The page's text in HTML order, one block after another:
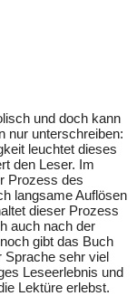
und doch kann
nur unterschreiben:
leuchtet dieses
den Leser. Im
Prozess des
langsame Auflösen
dieser Prozess
auch nach der
gibt das Buch
Sprache sehr viel
Leseerlebnis und
Lektüre erlebst.